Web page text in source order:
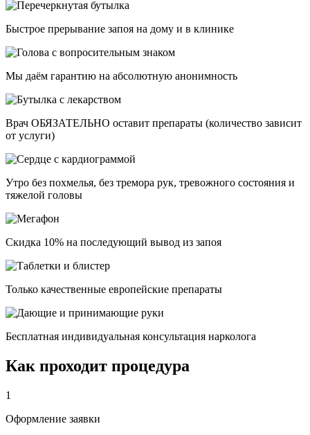
Быстрое прерывание запоя на дому и в клинике
Мы даём гарантию на абсолютную анонимность
Врач ОБЯЗАТЕЛЬНО оставит препараты (количество зависит
от услуги)
Утро без похмелья, без тремора рук, тревожного состояния и
тяжелой головы
Скидка 10% на последующий вывод из запоя
Только качественные европейские препараты
Бесплатная индивидуальная консультация нарколога
Как проходит процедура
1
Оформление заявки